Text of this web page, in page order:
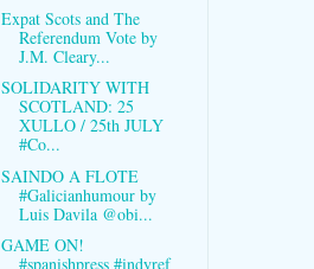
Expat Scots and The
Referendum Vote by
J.M. Cleary...
SOLIDARITY WITH
SCOTLAND: 25
XULLO / 25th JULY
#Co...
SAINDO A FLOTE
#Galicianhumour by
Luis Davila @obi...
GAME ON!
#spanishpress #indyref